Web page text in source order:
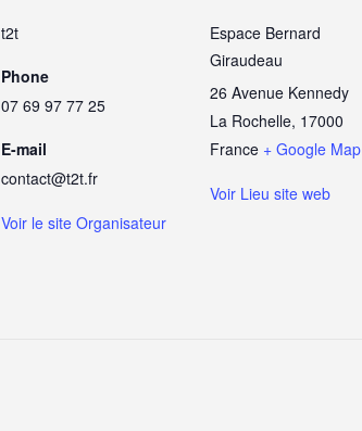
t2t
Phone
07 69 97 77 25
E-mail
contact@t2t.fr
Voir le site Organisateur
Espace Bernard
Giraudeau
26 Avenue Kennedy
La Rochelle, 17000
France + Google Map
Voir Lieu site web